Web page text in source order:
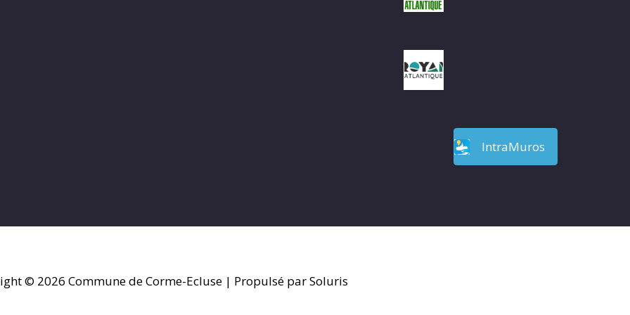
IntraMuros
© 2026 Commune de Corme-Ecluse | Propulsé par Soluris